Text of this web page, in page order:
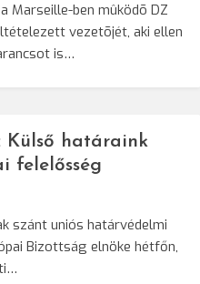
Marseille-ben mûködõ DZ
vezetõjét, aki ellen
is…
Külső határaink
felelősség
szánt uniós határvédelmi
Bizottság elnöke hétfőn,